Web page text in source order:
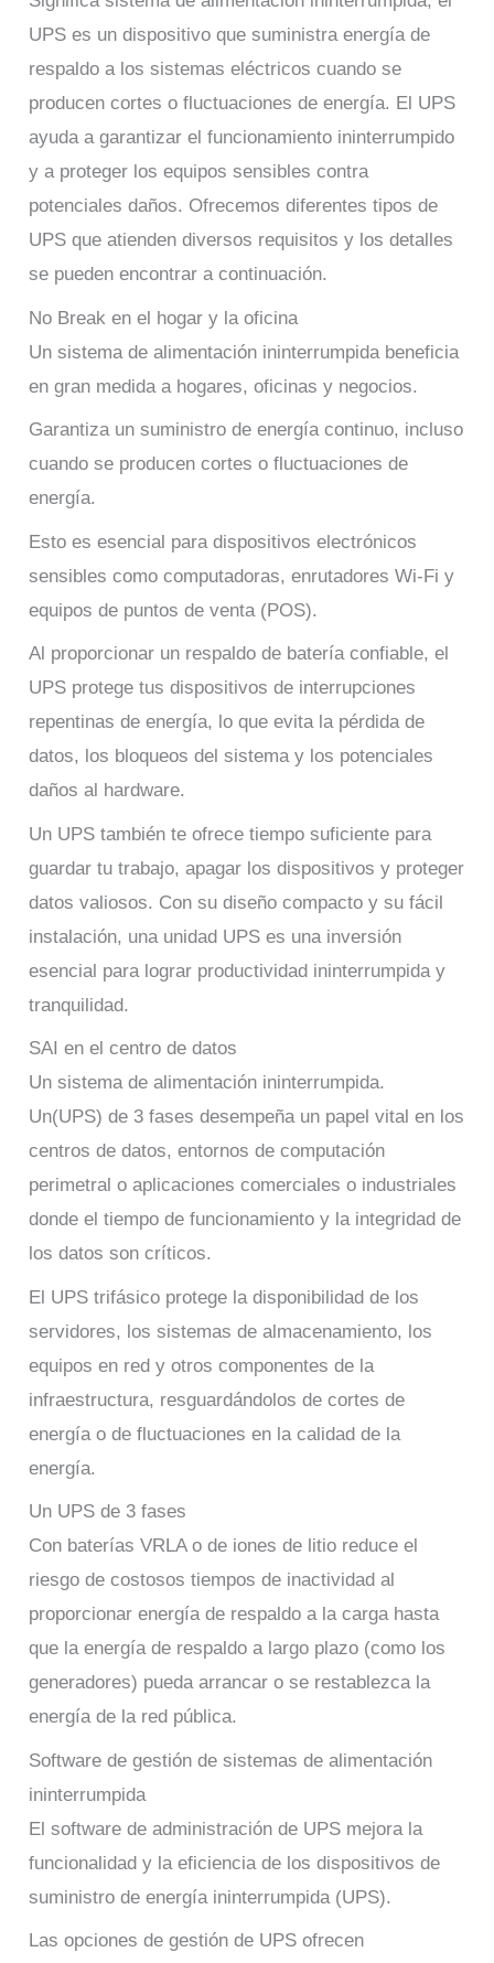
UPS es un dispositivo que suministra energía de
respaldo a los sistemas eléctricos cuando se
producen cortes o fluctuaciones de energía. El UPS
ayuda a garantizar el funcionamiento ininterrumpido
y a proteger los equipos sensibles contra
potenciales daños. Ofrecemos diferentes tipos de
UPS que atienden diversos requisitos y los detalles
se pueden encontrar a continuación.
No Break en el hogar y la oficina
Un sistema de alimentación ininterrumpida beneficia
en gran medida a hogares, oficinas y negocios.
Garantiza un suministro de energía continuo, incluso
cuando se producen cortes o fluctuaciones de
energía.
Esto es esencial para dispositivos electrónicos
sensibles como computadoras, enrutadores Wi-Fi y
equipos de puntos de venta (POS).
Al proporcionar un respaldo de batería confiable, el
UPS protege tus dispositivos de interrupciones
repentinas de energía, lo que evita la pérdida de
datos, los bloqueos del sistema y los potenciales
daños al hardware.
Un UPS también te ofrece tiempo suficiente para
guardar tu trabajo, apagar los dispositivos y proteger
datos valiosos. Con su diseño compacto y su fácil
instalación, una unidad UPS es una inversión
esencial para lograr productividad ininterrumpida y
tranquilidad.
SAI en el centro de datos
Un sistema de alimentación ininterrumpida.
Un(UPS) de 3 fases desempeña un papel vital en los
centros de datos, entornos de computación
perimetral o aplicaciones comerciales o industriales
donde el tiempo de funcionamiento y la integridad de
los datos son críticos.
El UPS trifásico protege la disponibilidad de los
servidores, los sistemas de almacenamiento, los
equipos en red y otros componentes de la
infraestructura, resguardándolos de cortes de
energía o de fluctuaciones en la calidad de la
energía.
Un UPS de 3 fases
Con baterías VRLA o de iones de litio reduce el
riesgo de costosos tiempos de inactividad al
proporcionar energía de respaldo a la carga hasta
que la energía de respaldo a largo plazo (como los
generadores) pueda arrancar o se restablezca la
energía de la red pública.
Software de gestión de sistemas de alimentación
ininterrumpida
El software de administración de UPS mejora la
funcionalidad y la eficiencia de los dispositivos de
suministro de energía ininterrumpida (UPS).
Las opciones de gestión de UPS ofrecen